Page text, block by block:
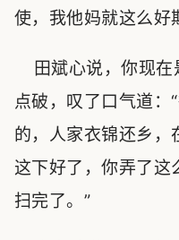
使，我他妈就这么好
田斌心说，你现在
点破，叹了口气道：
的，人家衣锦还乡，
这下好了，你弄了这
扫完了。”